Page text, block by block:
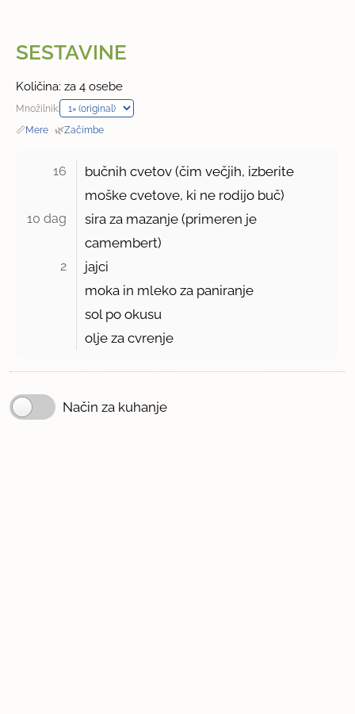
SESTAVINE
Količina: za 4 osebe
Množilnik:
📏Mere · 🌿Začimbe
16
bučnih cvetov (čim večjih, izberite
moške cvetove, ki ne rodijo buč)
10 dag
sira za mazanje (primeren je
camembert)
2
jajci
moka in mleko za paniranje
sol po okusu
olje za cvrenje
Način za kuhanje